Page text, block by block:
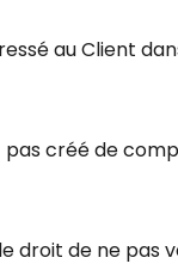
au Client
pas créé de
droit de ne